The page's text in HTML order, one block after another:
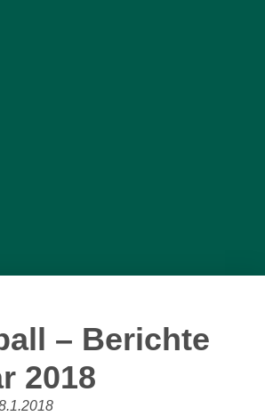
– Berichte
2018